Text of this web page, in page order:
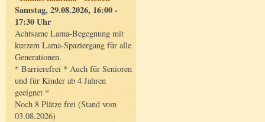
Samstag, 29.08.2026, 16:00 -
17:30 Uhr
Achtsame Lama-Begegnung mit
kurzem Lama-Spaziergang für alle
Generationen.
* Barrierefrei * Auch für Senioren
und für Kinder ab 4 Jahren
geeignet *
Noch 8 Plätze frei (Stand vom
03.08.2026)